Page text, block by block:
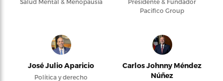
Pacifico Group
José Julio Aparicio
Política y derecho
Carlos Johnny Méndez
Núñez